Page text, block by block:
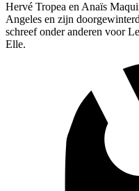
Hervé Tropea en Anaïs
Angeles en zijn
schreef onder anderen voor
Elle.